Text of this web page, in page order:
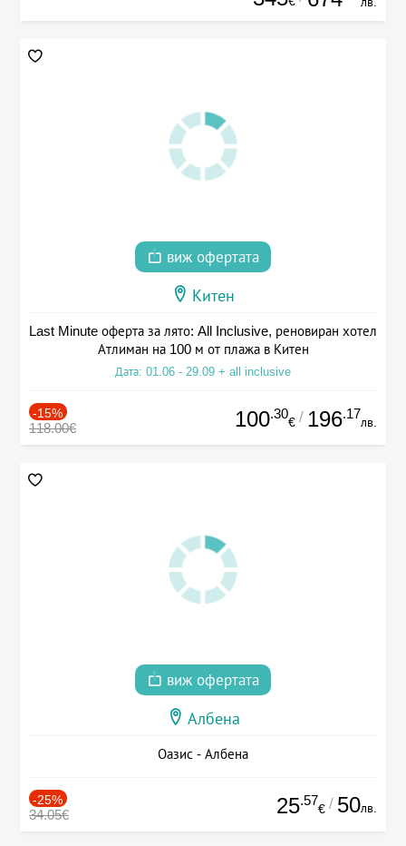
виж офертата
Китен
Last Minute оферта за лято: All Inclusive, реновиран хотел
Атлиман на 100 м от плажа в Китен
Дата: 01.06 - 29.09 + all inclusive
-15%
118.00€ 100.30
€ / 196.17
лв.
виж офертата
Албена
Оазис - Албена
-25%
34.05€ 25.57
€ / 50лв.